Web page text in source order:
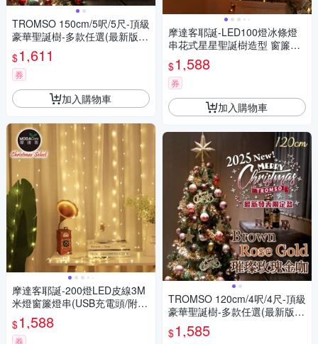
TROMSO 150cm/5呎/5尺-頂級
豪華聖誕樹-多款任選(最新版含
滿樹豪華掛飾+贈送燈串)
$1,611
券
加入購物車
摩達客耶誕-200燈LED皮線3M
米燈窗簾燈串(USB充電頭/附贈
遙控器)
$1,588
券
摩達客耶誕-LED100燈冰條燈
串花式星星聖誕樹造型 窗簾聖
誕情境燈_USB充電頭透明線-
暖白光/彩光可選
$1,588
券
加入購物車
TROMSO 120cm/4呎/4尺-頂級
豪華聖誕樹-多款任選(最新版含
滿樹豪華掛飾+贈送燈串)
$1,585